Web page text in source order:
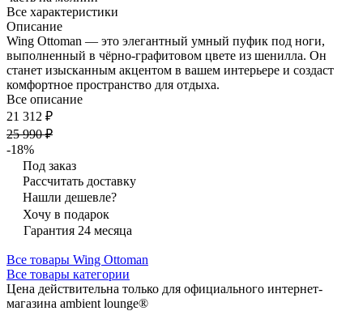
Все характеристики
Описание
Wing Ottoman — это элегантный умный пуфик под ноги,
выполненный в чёрно-графитовом цвете из шенилла. Он
станет изысканным акцентом в вашем интерьере и создаст
комфортное пространство для отдыха.
Все описание
21 312 ₽
25 990 ₽
-18%
Под заказ
Рассчитать доставку
Нашли дешевле?
Хочу в подарок
Гарантия 24 месяца
Все товары Wing Ottoman
Все товары категории
Цена действительна только для официального интернет-
магазина ambient lounge®